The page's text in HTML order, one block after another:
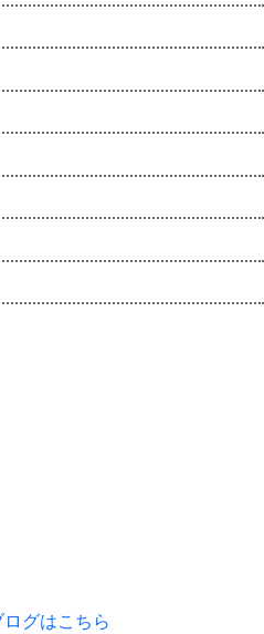
グはこちら